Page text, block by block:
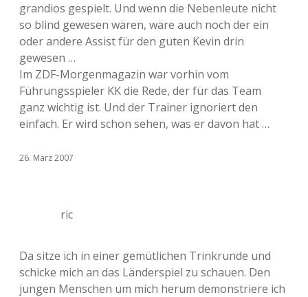
grandios gespielt. Und wenn die Nebenleute nicht
so blind gewesen wären, wäre auch noch der ein
oder andere Assist für den guten Kevin drin
gewesen …
Im ZDF-Morgenmagazin war vorhin vom
Führungsspieler KK die Rede, der für das Team
ganz wichtig ist. Und der Trainer ignoriert den
einfach. Er wird schon sehen, was er davon hat …
26. März 2007
ric
Da sitze ich in einer gemütlichen Trinkrunde und
schicke mich an das Länderspiel zu schauen. Den
jungen Menschen um mich herum demonstriere ich